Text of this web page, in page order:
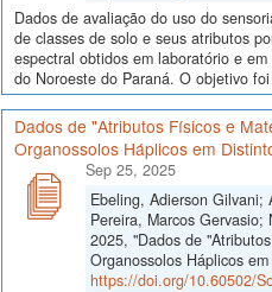
Dados de avaliação do uso do
de classes de solo e seus atributos
espectral obtidos em laboratório e
do Noroeste do Paraná. O objetivo
Dados de "Atributos Físicos e
Organossolos Háplicos em
Sep 25, 2025
Ebeling, Adierson Gilvani;
Pereira, Marcos
2025, "Dados de
Organossolos Háplicos
https://doi.org/10.60502/